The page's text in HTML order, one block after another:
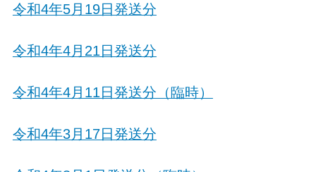
令和4年5月19日発送分
令和4年4月21日発送分
令和4年4月11日発送分（臨時）
令和4年3月17日発送分